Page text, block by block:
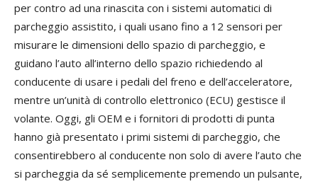
per contro ad una rinascita con i sistemi automatici di
parcheggio assistito, i quali usano fino a 12 sensori per
misurare le dimensioni dello spazio di parcheggio, e
guidano l’auto all’interno dello spazio richiedendo al
conducente di usare i pedali del freno e dell’acceleratore,
mentre un’unità di controllo elettronico (ECU) gestisce il
volante. Oggi, gli OEM e i fornitori di prodotti di punta
hanno già presentato i primi sistemi di parcheggio, che
consentirebbero al conducente non solo di avere l’auto che
si parcheggia da sé semplicemente premendo un pulsante,